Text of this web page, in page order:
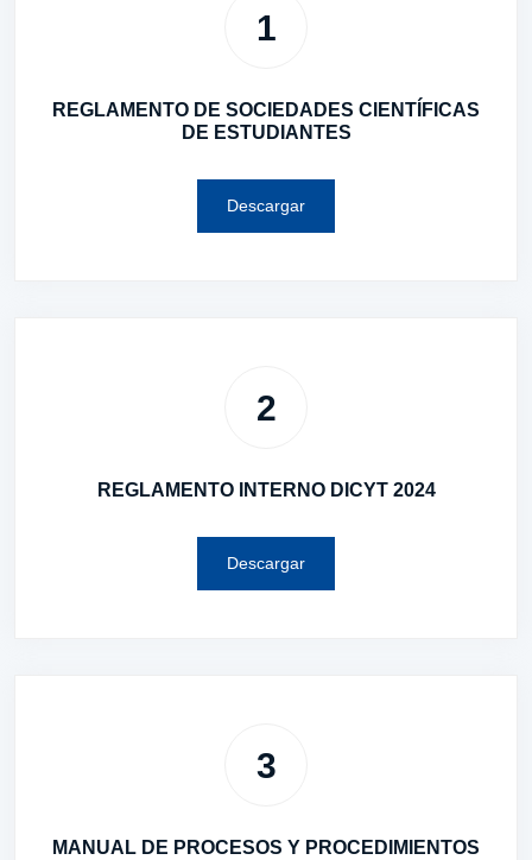
1
REGLAMENTO DE SOCIEDADES CIENTÍFICAS
DE ESTUDIANTES
Descargar
2
REGLAMENTO INTERNO DICYT 2024
Descargar
3
MANUAL DE PROCESOS Y PROCEDIMIENTOS